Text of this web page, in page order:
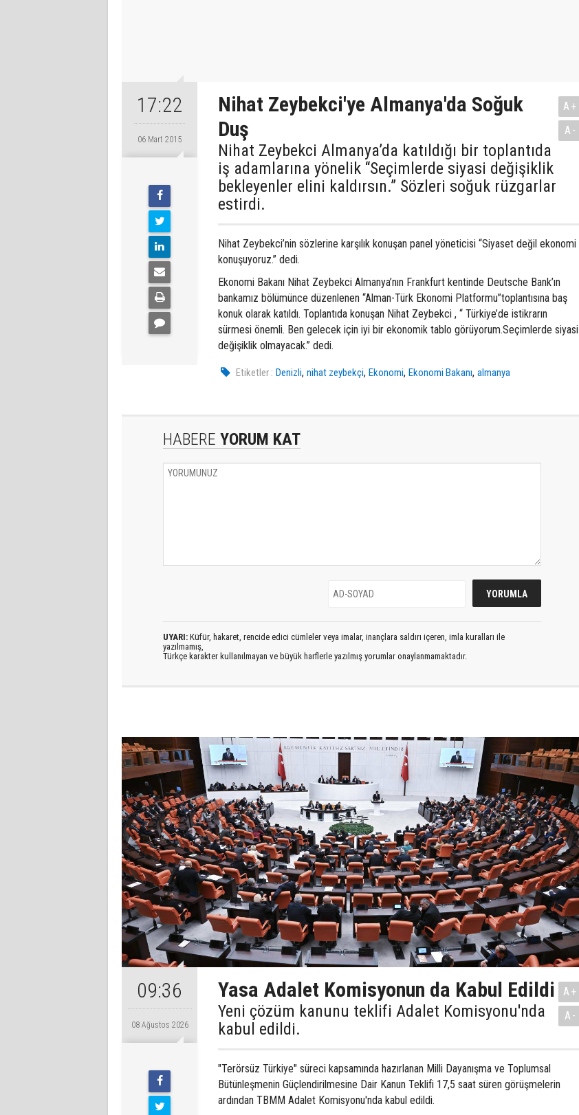
17:22
06 Mart 2015
Nihat Zeybekci'ye Almanya'da Soğuk
Duş
Nihat Zeybekci Almanya’da katıldığı bir toplantıda
iş adamlarına yönelik “Seçimlerde siyasi değişiklik
bekleyenler elini kaldırsın.” Sözleri soğuk rüzgarlar
estirdi.
A+
A-
Nihat Zeybekci’nin sözlerine karşılık konuşan panel yöneticisi “Siyaset değil ekonomi
konuşuyoruz.” dedi.
Ekonomi Bakanı Nihat Zeybekci Almanya’nın Frankfurt kentinde Deutsche Bank’ın
bankamız bölümünce düzenlenen “Alman-Türk Ekonomi Platformu”toplantısına baş
konuk olarak katıldı. Toplantıda konuşan Nihat Zeybekci , “ Türkiye’de istikrarın
sürmesi önemli. Ben gelecek için iyi bir ekonomik tablo görüyorum.Seçimlerde siyasi
değişiklik olmayacak.” dedi.
Etiketler : Denizli,nihat zeybekçi,Ekonomi,Ekonomi Bakanı,almanya
HABERE YORUM KAT
UYARI: Küfür, hakaret, rencide edici cümleler veya imalar, inançlara saldırı içeren, imla kuralları ile
yazılmamış,
Türkçe karakter kullanılmayan ve büyük harflerle yazılmış yorumlar onaylanmamaktadır.
09:36
08 Ağustos 2026
Yasa Adalet Komisyonun da Kabul Edildi
Yeni çözüm kanunu teklifi Adalet Komisyonu'nda
kabul edildi.
A+
A-
"Terörsüz Türkiye" süreci kapsamında hazırlanan Milli Dayanışma ve Toplumsal
Bütünleşmenin Güçlendirilmesine Dair Kanun Teklifi 17,5 saat süren görüşmelerin
ardından TBMM Adalet Komisyonu'nda kabul edildi.